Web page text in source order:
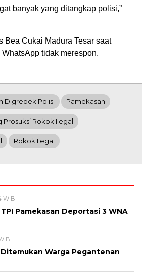
banyak yang ditangkap polisi,”
Bea Cukai Madura Tesar saat
tidak merespon.
Digrebek Polisi Pamekasan
Prosuksi Rokok Ilegal
Rokok Ilegal
WIB
Pamekasan Deportasi 3 WNA
Warga Pegantenan